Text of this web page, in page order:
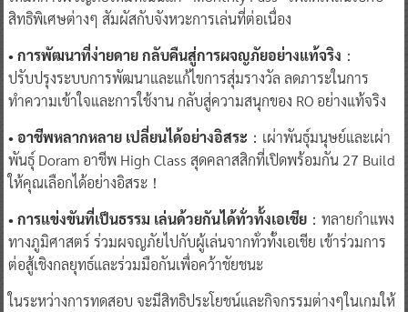
สิทธิพิเศษต่างๆ สัมผัสกับจังหวะการเล่นที่ต่อเนื่อง
• การพัฒนาที่ง่ายดาย กลับคืนสู่การผจญภัยอย่างแท้จริง ：
ปรับปรุงระบบการพัฒนาและแก้ไขการสุ่มรางวัล ลดภาระในการ
ทำความเข้าใจและการใช้งาน กลับสู่ความสนุกของ RO อย่างแท้จริง
• อาชีพหลากหลาย เปลี่ยนได้อย่างอิสระ ：เผ่าพันธุ์มนุษย์และเผ่า
พันธุ์ Doram อาชีพ High Class สุดคลาสสิกที่เปิดพร้อมกัน 27 Build
ให้คุณเลือกได้อย่างอิสระ！
• การแข่งขันที่เป็นธรรม เล่นด้วยกันได้ทั่วทั้งเอเชีย：ทลายกำแพง
ทางภูมิศาสตร์ ร่วมผจญภัยไปกับผู้เล่นจากทั่วทั้งเอเชีย เข้าร่วมการ
ต่อสู้เชิงกลยุทธ์และร่วมมือกันเพื่อคว้าชัยชนะ
ในระหว่างการทดสอบ จะมีสิทธิประโยชน์และกิจกรรมต่างๆในเกมให้